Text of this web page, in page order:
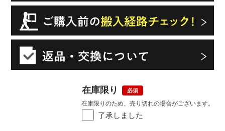
在庫限り
了承しました
在庫限りのため、売り切れの場合がございます。